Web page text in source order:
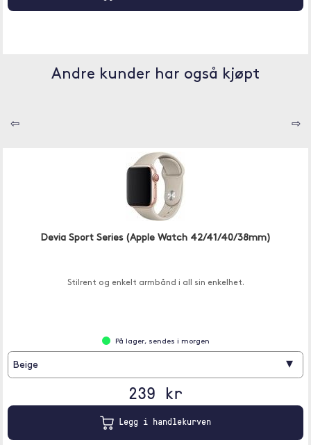
Andre kunder har også kjøpt
⇦ ⇨
Devia Sport Series (Apple Watch 42/41/40/38mm)
Stilrent og enkelt armbånd i all sin enkelhet.
På lager, sendes i morgen
Beige ▾
239 kr
Legg i handlekurven